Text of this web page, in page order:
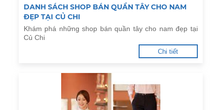
DANH SÁCH SHOP BÁN QUẦN TÂY CHO NAM
ĐẸP TẠI CỦ CHI
Khám phá những shop bán quần tây cho nam đẹp tại
Củ Chi
Chi tiết